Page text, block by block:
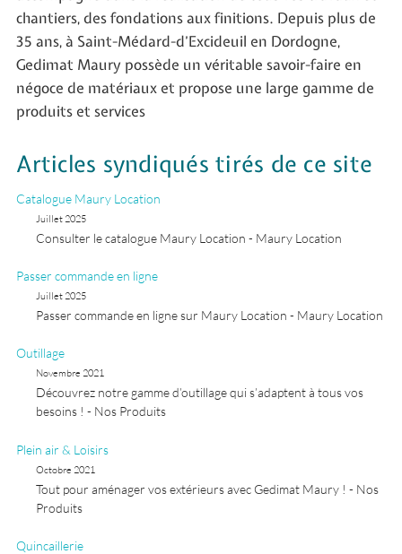
chantiers, des fondations aux finitions. Depuis plus de
35 ans, à Saint-Médard-d’Excideuil en Dordogne,
Gedimat Maury possède un véritable savoir-faire en
négoce de matériaux et propose une large gamme de
produits et services
Articles syndiqués tirés de ce site
Catalogue Maury Location
Juillet 2025
Consulter le catalogue Maury Location - Maury Location
Passer commande en ligne
Juillet 2025
Passer commande en ligne sur Maury Location - Maury Location
Outillage
Novembre 2021
Découvrez notre gamme d’outillage qui s’adaptent à tous vos
besoins ! - Nos Produits
Plein air & Loisirs
Octobre 2021
Tout pour aménager vos extérieurs avec Gedimat Maury ! - Nos
Produits
Quincaillerie